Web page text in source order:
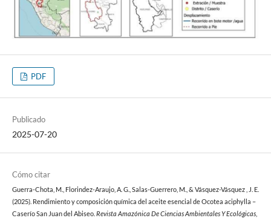
PDF
Publicado
2025-07-20
Cómo citar
Guerra-Chota, M., Florindez-Araujo, A. G., Salas-Guerrero, M., & Vásquez-Vásquez , J. E.
(2025). Rendimiento y composición química del aceite esencial de Ocotea aciphylla –
Caserío San Juan del Abiseo. Revista Amazónica De Ciencias Ambientales Y Ecológicas,